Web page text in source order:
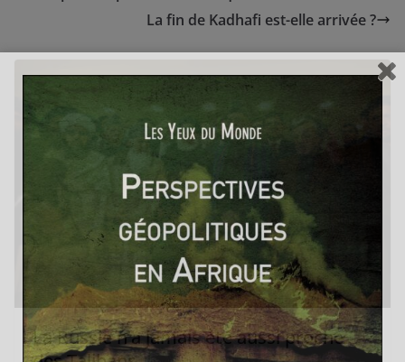
La fin de Kadhafi est-elle arrivée ?
La Russie n’a jamais été aussi proche